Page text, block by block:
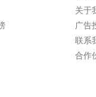
关于
广告
联系
合作